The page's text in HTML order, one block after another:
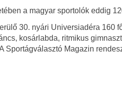
a magyar sportolók eddig
30. nyári Universiadéra 160
kosárlabda, ritmikus
Sportágválasztó Magazin